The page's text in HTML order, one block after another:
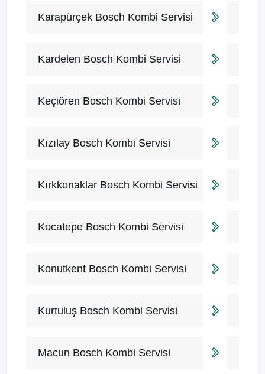
Karapürçek Bosch Kombi Servisi
Kardelen Bosch Kombi Servisi
Keçiören Bosch Kombi Servisi
Kızılay Bosch Kombi Servisi
Kırkkonaklar Bosch Kombi Servisi
Kocatepe Bosch Kombi Servisi
Konutkent Bosch Kombi Servisi
Kurtuluş Bosch Kombi Servisi
Macun Bosch Kombi Servisi